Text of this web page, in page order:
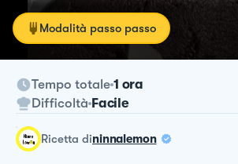
Modalità passo passo
Tempo totale 1 ora
Difficoltà Facile
ricetta dininnalemon